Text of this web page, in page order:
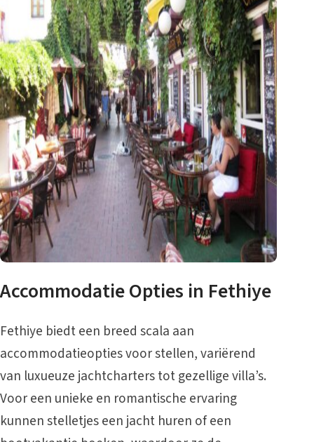
Accommodatie Opties in Fethiye
Fethiye biedt een breed scala aan
accommodatieopties voor stellen, variërend
van luxueuze jachtcharters tot gezellige villa’s.
Voor een unieke en romantische ervaring
kunnen stelletjes een jacht huren of een